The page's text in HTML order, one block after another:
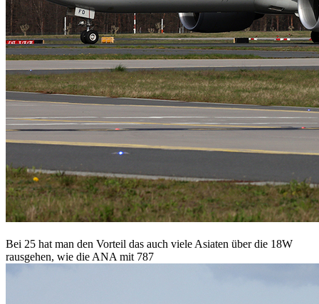
Bei 25 hat man den Vorteil das auch viele Asiaten über die 18W
rausgehen, wie die ANA mit 787